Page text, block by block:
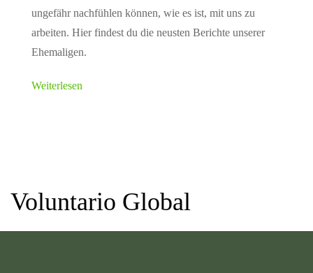
ungefähr nachfühlen können, wie es ist, mit uns zu
arbeiten. Hier findest du die neusten Berichte unserer
Ehemaligen.
Weiterlesen
Voluntario Global